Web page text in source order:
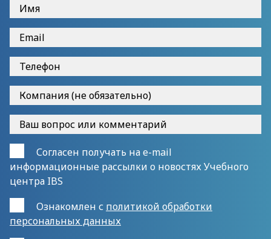
Согласен получать на e-mail
информационные рассылки о новостях Учебного
центра IBS
Ознакомлен с политикой обработки
персональных данных